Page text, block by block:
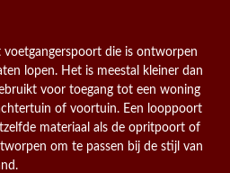
voetgangerspoort die is ontworpen
lopen. Het is meestal kleiner dan
voor toegang tot een woning
of voortuin. Een looppoort
materiaal als de opritpoort of
om te passen bij de stijl van